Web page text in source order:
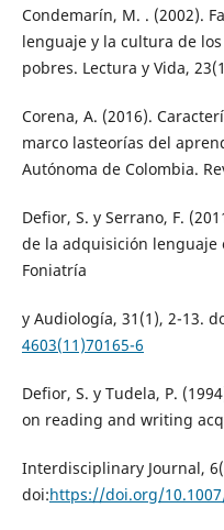
Condemarín, M. . (2002).
lenguaje y la cultura de
pobres. Lectura y Vida,
Corena, A. (2016).
marco lasteorías del
Autónoma de Colombia.
Defior, S. y Serrano, F.
de la adquisición lenguaje
Foniatría
y Audiología, 31(1), 2-13.
4603(11)70165-6
Defior, S. y Tudela, P.
on reading and writing
Interdisciplinary Journal,
doi:https://doi.org/